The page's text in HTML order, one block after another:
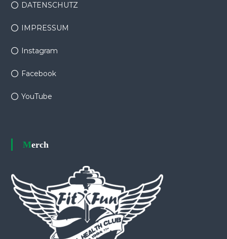
DATENSCHUTZ
IMPRESSUM
Instagram
Facebook
YouTube
Merch